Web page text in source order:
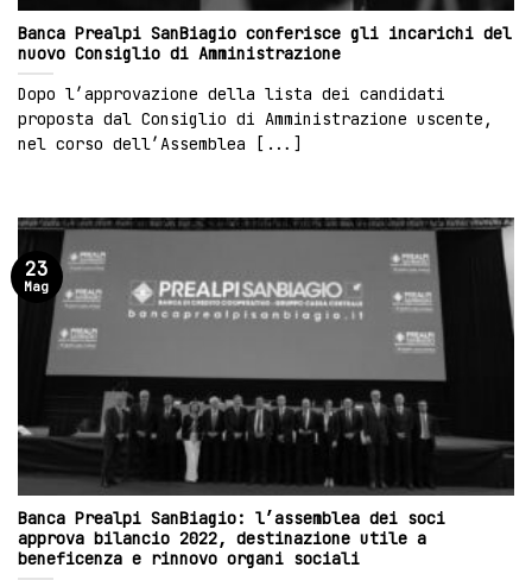
Banca Prealpi SanBiagio conferisce gli incarichi del
nuovo Consiglio di Amministrazione
Dopo l’approvazione della lista dei candidati
proposta dal Consiglio di Amministrazione uscente,
nel corso dell’Assemblea [...]
Banca Prealpi SanBiagio: l’assemblea dei soci
approva bilancio 2022, destinazione utile a
beneficenza e rinnovo organi sociali
23
Mag